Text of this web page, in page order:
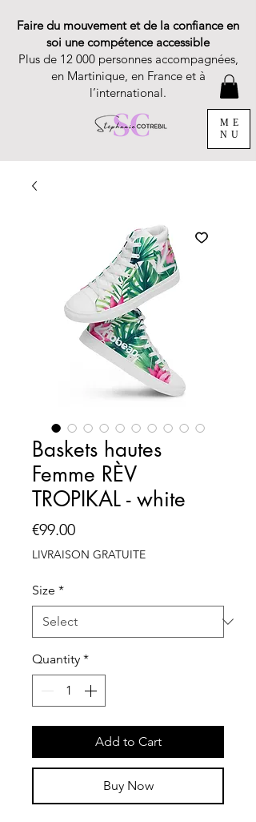
Faire du mouvement et de la confiance en
soi une compétence accessible
Plus de 12 000 personnes accompagnées,
en Martinique, en France et à
l’international.
ME
NU
Baskets hautes
Femme RÈV
TROPIKAL - white
€99.00Price
LIVRAISON GRATUITE
Size *
Quantity *
Add to Cart
Buy Now